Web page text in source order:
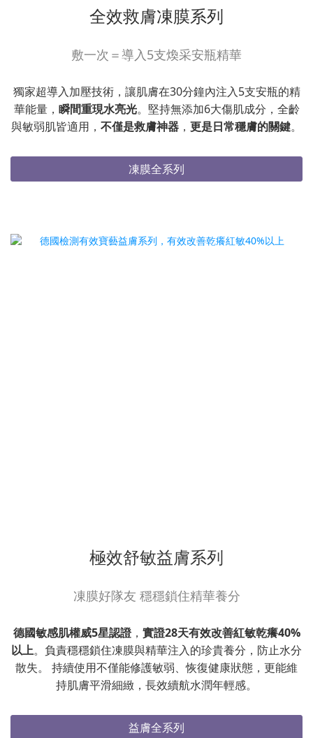
全效救膚凍膜系列
敷一次＝導入5支煥采安瓶精華
獨家超導入加壓技術，讓肌膚在30分鐘內注入5支安瓶的精
華能量， 瞬間重現水亮光。堅持無添加6大傷肌成分，全齡
與敏弱肌皆適用， 不僅是救膚神器 ， 更是日常穩膚的關鍵。
凍膜全系列
極效舒敏益膚系列
凍膜好隊友 穩穩鎖住精華養分
德國敏感肌權威5星認證， 實證28天有效改善紅敏乾癢40%
以上。負責穩穩鎖住凍膜與精華注入的珍貴養分，防止水分
散失。 持續使用不僅能修護敏弱、恢復健康狀態，更能維
持肌膚平滑細緻，長效續航水潤年輕感。
益膚全系列